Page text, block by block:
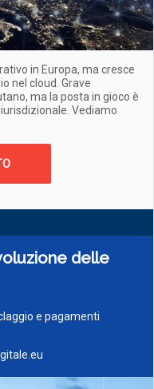
in Europa, ma cresce
nel cloud. Grave
ma la posta in gioco è
Vediamo
delle
e pagamenti